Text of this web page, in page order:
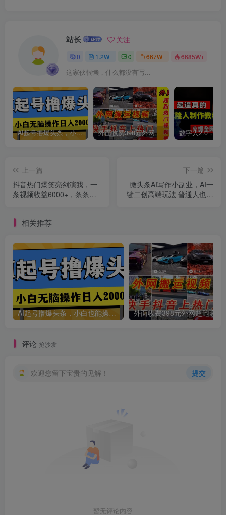
站长 关注
0 1.2W+ 0 667W+ 6685W+
这家伙很懒，什么都没有写...
AI起号撸爆头条，小白也能操作，日入2000+ 外面收费398元外网超跑豪车汽车视频搬运至快手抖音上热门项目
上一篇
抖音热门爆笑亮剑演我，一
条视频收益6000+，条条爆
下一篇
微头条AI写作小副业，AI一
键二创高端玩法 普通人也能
相关推荐
AI起号撸爆头条，小白也能操作，日入2000+
评论 抢沙发
欢迎您留下宝贵的见解！ 提交
暂无评论内容